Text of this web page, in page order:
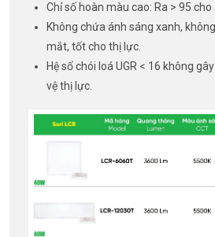
Chỉ số hoàn màu cao: Ra > 95
Không chứa ánh sáng xanh,
mắt, tốt cho thị lực.
Hệ số chói loá UGR < 16 không
vệ thị lực.